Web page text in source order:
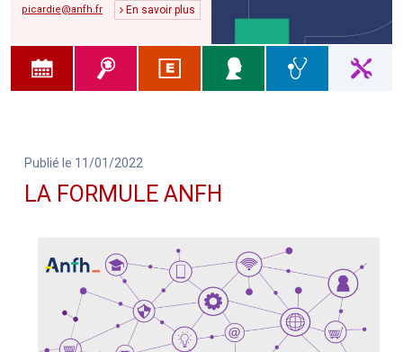
picardie@anfh.fr
En savoir plus
Publié le 11/01/2022
LA FORMULE ANFH